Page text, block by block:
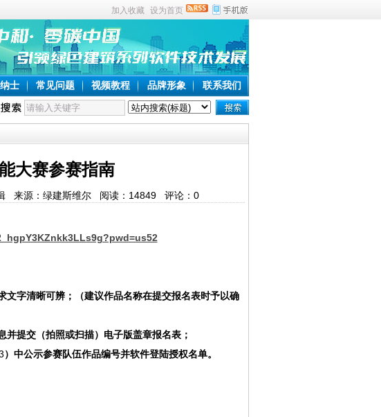
加入收藏 设为首页
士 常见问题 视频教程 品牌形象 联系我们
大赛参赛指南
来源：绿建斯维尔 阅读： 14849评论： 0
文字清晰可辨；（建议作品名称在提交报名表时予以确
并提交（拍照或扫描） 电子版盖章报名表；
）中公示参赛队伍作品编号并软件登陆授权名单。